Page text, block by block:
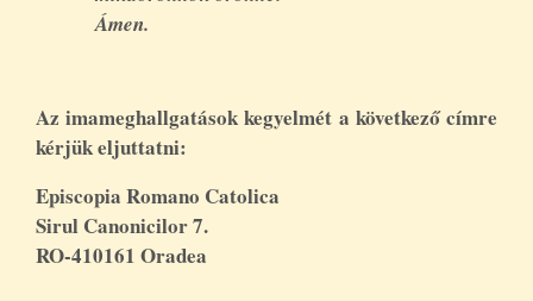
Ámen.
Az imameghallgatások kegyelmét a következő címre
kérjük eljuttatni:
Episcopia Romano Catolica
Sirul Canonicilor 7.
RO-410161 Oradea